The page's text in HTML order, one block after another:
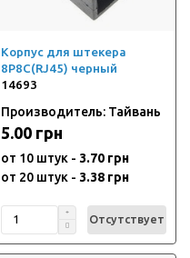
Корпус для штекера
8P8C(RJ45) черный
14693
Производитель: Тайвань
5.00 грн
от 10 штук - 3.70 грн
от 20 штук - 3.38 грн
Отсутствует